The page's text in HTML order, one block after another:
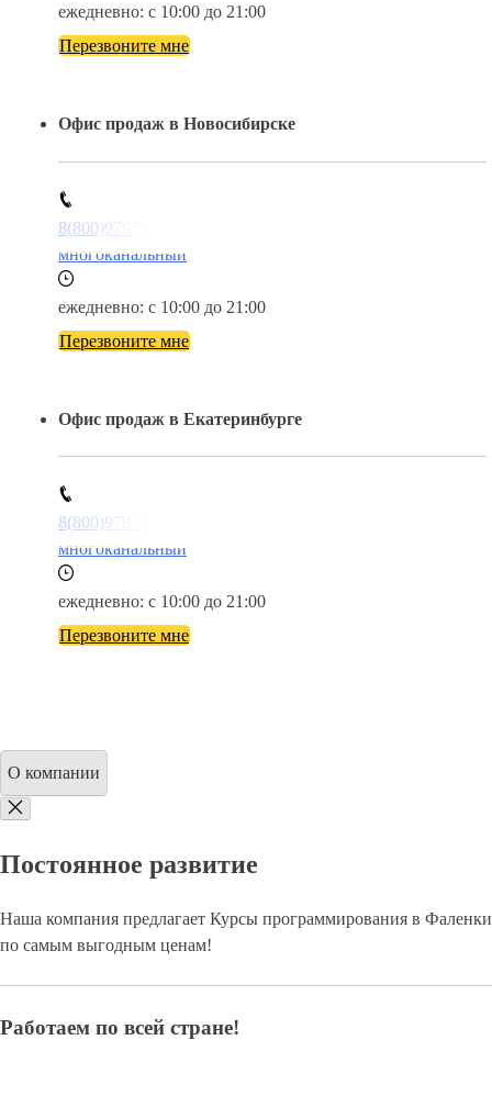
ежедневно: с 10:00 до 21:00
Перезвоните мне
Офис продаж в Новосибирске
8(800)9797043
многоканальный
ежедневно: с 10:00 до 21:00
Перезвоните мне
Офис продаж в Екатеринбурге
8(800)9797043
многоканальный
ежедневно: с 10:00 до 21:00
Перезвоните мне
О компании
Постоянное развитие
Наша компания предлагает Курсы программирования в Фаленки
по самым выгодным ценам!
Работаем по всей стране!